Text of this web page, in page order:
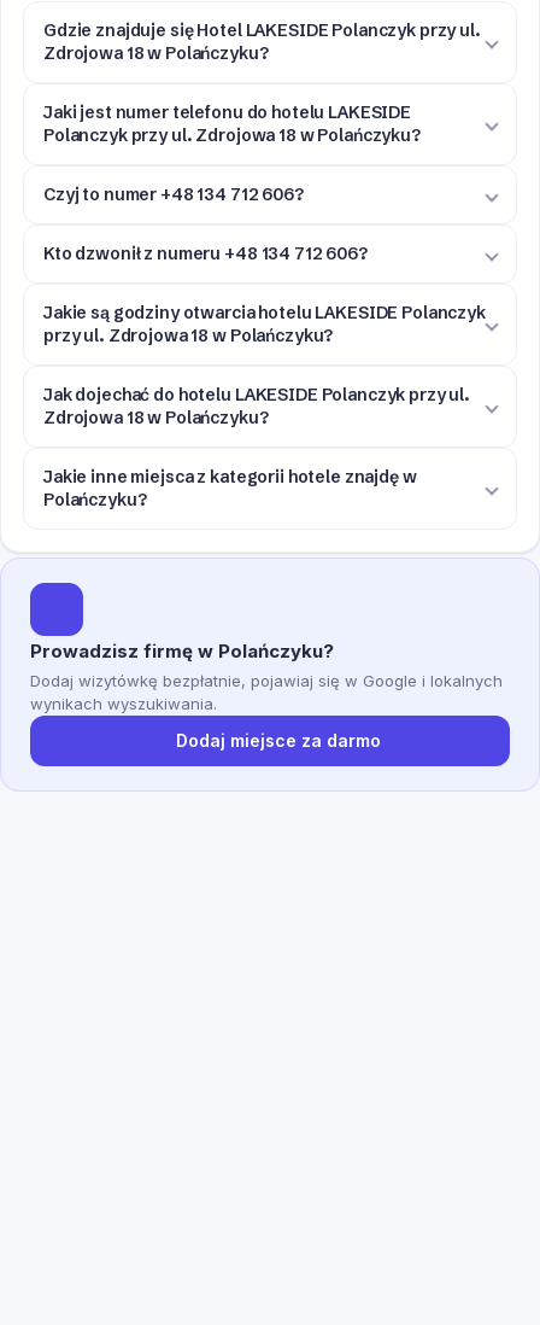
Gdzie znajduje się Hotel LAKESIDE Polanczyk przy ul.
Zdrojowa 18 w Polańczyku?
Jaki jest numer telefonu do hotelu LAKESIDE
Polanczyk przy ul. Zdrojowa 18 w Polańczyku?
Czyj to numer +48 134 712 606?
Kto dzwonił z numeru +48 134 712 606?
Jakie są godziny otwarcia hotelu LAKESIDE Polanczyk
przy ul. Zdrojowa 18 w Polańczyku?
Jak dojechać do hotelu LAKESIDE Polanczyk przy ul.
Zdrojowa 18 w Polańczyku?
Jakie inne miejsca z kategorii hotele znajdę w
Polańczyku?
Prowadzisz firmę w Polańczyku?
Dodaj wizytówkę bezpłatnie, pojawiaj się w Google i lokalnych
wynikach wyszukiwania.
Dodaj miejsce za darmo